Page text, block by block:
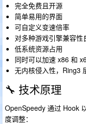
完全免费且开源
简单易用的界面
可自定义变速倍率
对多种游戏引擎兼容性
低系统资源占用
同时可以加速 x86 和
无内核侵入性，Ring3
🔧 技术原理
OpenSpeedy 通过 Hook
度调整：